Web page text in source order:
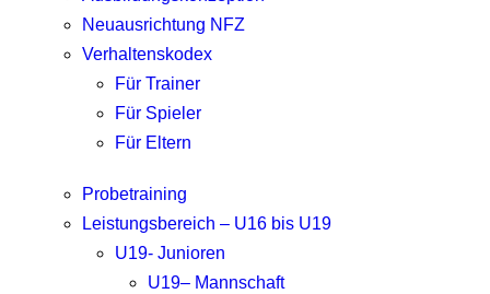
Neuausrichtung NFZ
Verhaltenskodex
Für Trainer
Für Spieler
Für Eltern
Probetraining
Leistungsbereich – U16 bis U19
U19- Junioren
U19– Mannschaft